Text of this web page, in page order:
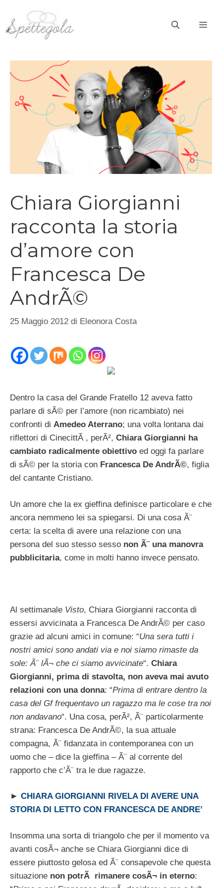
contenuto
Chiara Giorgianni
racconta la storia
d’amore con
Francesca De
AndrÃ©
25 Maggio 2012 di Eleonora Costa
Dentro la casa del Grande Fratello 12 aveva fatto
parlare di sÃ© per l’amore (non ricambiato) nei
confronti di Amedeo Aterrano; una volta lontana dai
riflettori di CinecittÃ , perÃ², Chiara Giorgianni ha
cambiato radicalmente obiettivo ed oggi fa parlare
di sÃ© per la storia con Francesca De AndrÃ©, figlia
del cantante Cristiano.
Un amore che la ex gieffina definisce particolare e che
ancora nemmeno lei sa spiegarsi. Di una cosa Ã¨
certa: la scelta di avere una relazione con una
persona del suo stesso sesso non Ã¨ una manovra
pubblicitaria, come in molti hanno invece pensato.
Al settimanale Visto, Chiara Giorgianni racconta di
essersi avvicinata a Francesca De AndrÃ© per caso
grazie ad alcuni amici in comune: “Una sera tutti i
nostri amici sono andati via e noi siamo rimaste da
sole: Ã¨ lÃ¬ che ci siamo avvicinate“. Chiara
Giorgianni, prima di stavolta, non aveva mai avuto
relazioni con una donna: “Prima di entrare dentro la
casa del Gf frequentavo un ragazzo ma le cose tra noi
non andavano“. Una cosa, perÃ², Ã¨ particolarmente
strana: Francesca De AndrÃ©, la sua attuale
compagna, Ã¨ fidanzata in contemporanea con un
uomo che – dice la gieffina – Ã¨ al corrente del
rapporto che c’Ã¨ tra le due ragazze.
► CHIARA GIORGIANNI RIVELA DI AVERE UNA
STORIA DI LETTO CON FRANCESCA DE ANDRE’
Insomma una sorta di triangolo che per il momento va
avanti cosÃ¬ anche se Chiara Giorgianni dice di
essere piuttosto gelosa ed Ã¨ consapevole che questa
situazione non potrÃ rimanere cosÃ¬ in eterno: